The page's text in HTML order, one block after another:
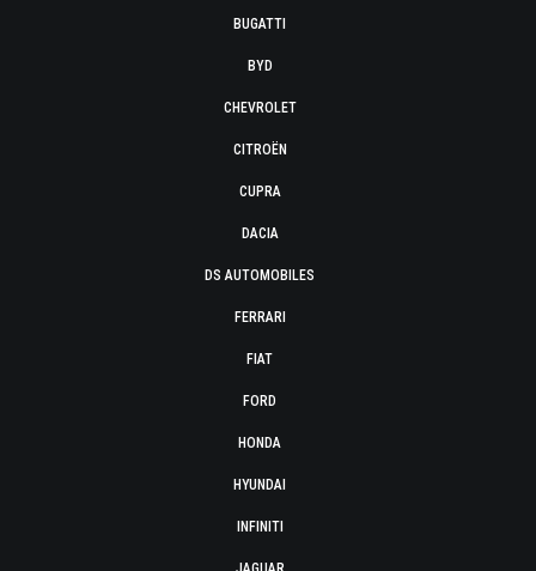
BUGATTI
BYD
CHEVROLET
CITROËN
CUPRA
DACIA
DS AUTOMOBILES
FERRARI
FIAT
FORD
HONDA
HYUNDAI
INFINITI